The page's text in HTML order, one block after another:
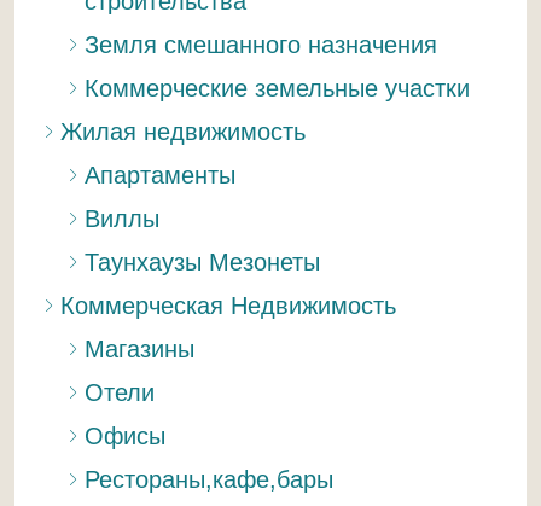
Земля смешанного назначения
Коммерческие земельные участки
Жилая недвижимость
Апартаменты
Виллы
Таунхаузы Мезонеты
Коммерческая Недвижимость
Магазины
Отели
Офисы
Рестораны,кафе,бары